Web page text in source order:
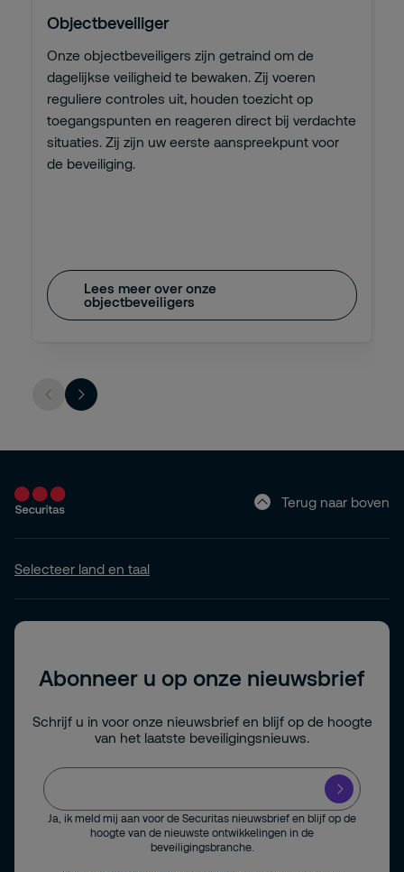
Objectbeveiliger
Onze objectbeveiligers zijn getraind om de
dagelijkse veiligheid te bewaken. Zij voeren
reguliere controles uit, houden toezicht op
toegangspunten en reageren direct bij verdachte
situaties. Zij zijn uw eerste aanspreekpunt voor
de beveiliging.
Lees meer over onze
objectbeveiligers
Terug naar boven
Selecteer land en taal
Abonneer u op onze nieuwsbrief
Schrijf u in voor onze nieuwsbrief en blijf op de hoogte
van het laatste beveiligingsnieuws.
Ja, ik meld mij aan voor de Securitas nieuwsbrief en blijf op de
hoogte van de nieuwste ontwikkelingen in de
beveiligingsbranche.